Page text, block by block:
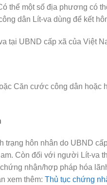
thể một số địa phương có
dân Lít-va dùng để kết
tại UBND cấp xã của Việt
Căn cước công dân
hôn nhân do UBND
Còn đối với người Lít-va
nhận/hợp pháp hóa
xem thêm: Thủ tục chứng